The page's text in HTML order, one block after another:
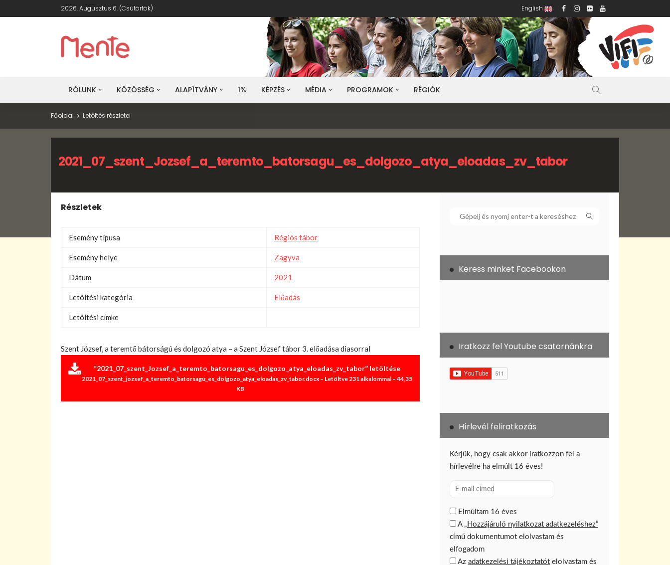
2026. Augusztus 6. (csütörtök) English
RÓLUNK KÖZÖSSÉG ALAPÍTVÁNY 1% KÉPZÉS MÉDIA PROGRAMOK RÉGIÓK
Főoldal Letöltés részletei
2021_07_szent_Jozsef_a_teremto_batorsagu_es_dolgozo_atya_eloadas_zv_tabor
Részletek
Esemény típusa Régiós tábor
Esemény helye Zagyva
Dátum 2021
Letöltési kategória Előadás
Letöltési címke
Szent József, a teremtő bátorságú és dolgozó atya – a Szent József tábor 3. előadása diasorral
“2021_07_szent_Jozsef_a_teremto_batorsagu_es_dolgozo_atya_eloadas_zv_tabor” letöltése
2021_07_szent_jozsef_a_teremto_batorsagu_es_dolgozo_atya_eloadas_zv_tabor.docx – Letöltve 231 alkalommal – 44,35
KB
Keress minket Facebookon
Iratkozz fel Youtube csatornánkra
Hírlevél feliratkozás